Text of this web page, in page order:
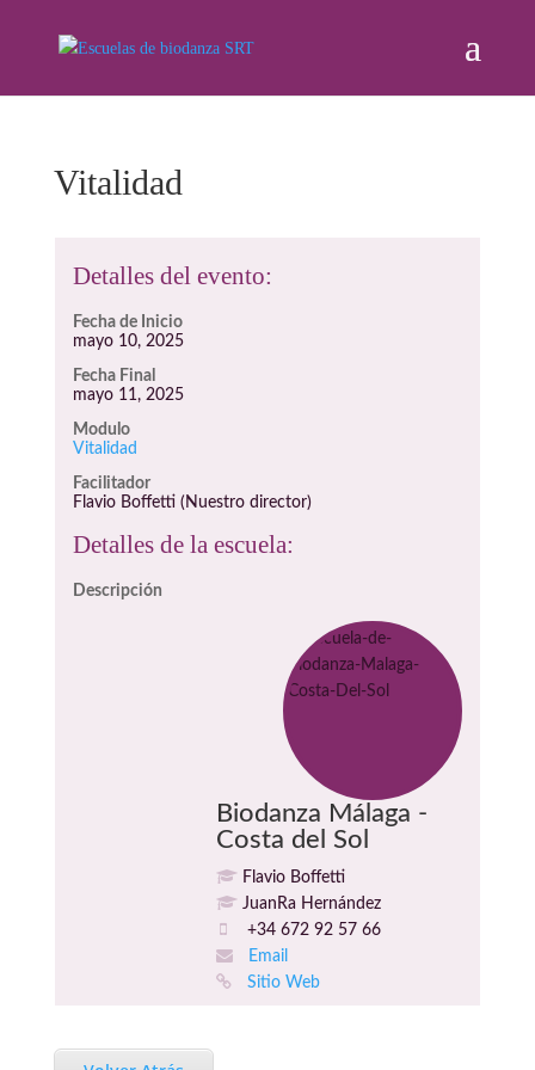
Vitalidad
Detalles del evento:
Fecha de Inicio
mayo 10, 2025
Fecha Final
mayo 11, 2025
Modulo
Vitalidad
Facilitador
Flavio Boffetti (Nuestro director)
Detalles de la escuela:
Descripción
Biodanza Málaga -
Costa del Sol
Flavio Boffetti
JuanRa Hernández
+34 672 92 57 66
Email
Sitio Web